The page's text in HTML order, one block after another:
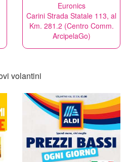
Euronics
Carini Strada Statale 113, al
Km. 281.2 (Centro Comm.
ArcipelaGo)
volantini